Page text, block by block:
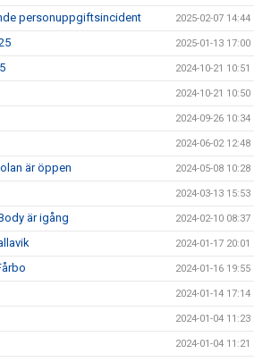
personuppgiftsincident 2025-02-07 14:44
2025-01-13 17:00
2024-10-21 10:51
2024-10-21 10:50
2024-09-26 10:34
2024-06-02 12:48
är öppen 2024-05-08 10:28
2024-03-13 15:53
är igång 2024-02-10 08:37
2024-01-17 20:01
2024-01-16 19:55
2024-01-14 17:14
2024-01-04 11:23
2024-01-04 11:21